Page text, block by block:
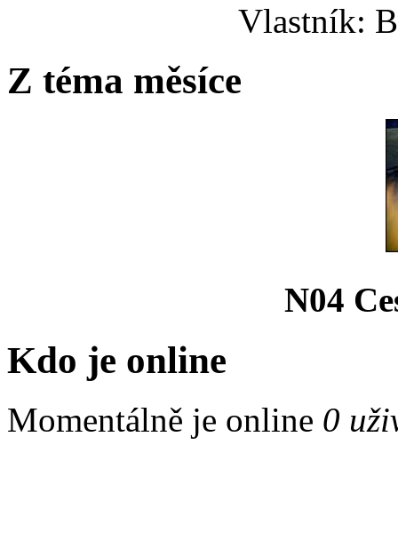
Vlastník:
Z téma měsíce
N04
Kdo je online
Momentálně je online 0